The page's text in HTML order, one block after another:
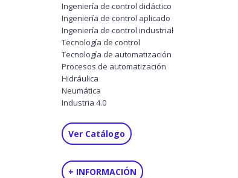
Ingeniería de control didáctico
Ingeniería de control aplicado
Ingeniería de control industrial
Tecnología de control
Tecnología de automatización
Procesos de automatización
Hidráulica
Neumática
Industria 4.0
Ver Catálogo
+ INFORMACIÓN